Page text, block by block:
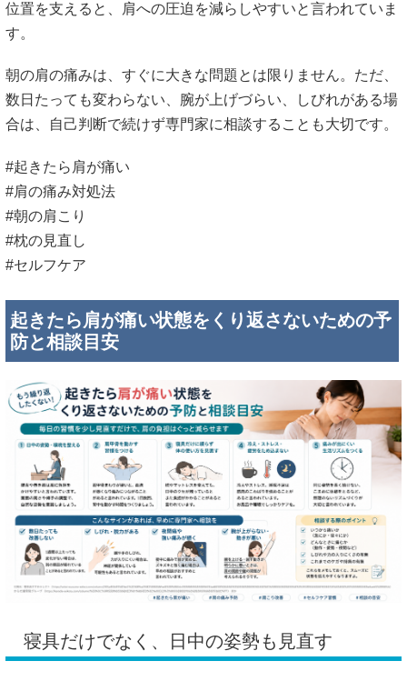
位置を支えると、肩への圧迫を減らしやすいと言われていま
す。
朝の肩の痛みは、すぐに大きな問題とは限りません。ただ、
数日たっても変わらない、腕が上げづらい、しびれがある場
合は、自己判断で続けず専門家に相談することも大切です。
#起きたら肩が痛い
#肩の痛み対処法
#朝の肩こり
#枕の見直し
#セルフケア
起きたら肩が痛い状態をくり返さないための予
防と相談目安
寝具だけでなく、日中の姿勢も見直す